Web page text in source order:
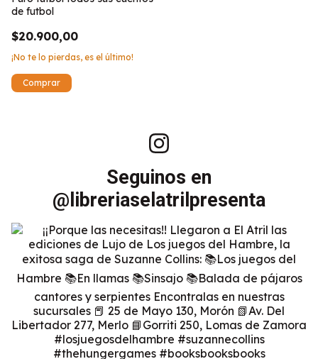
de futbol
$20.900,00
¡No te lo pierdas, es el último!
Seguinos en
@libreriaselatrilpresenta